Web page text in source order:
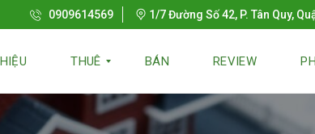
0909614569 1/7 Đường Số 42, P. Tân Quy,
THUÊ BÁN REVIEW